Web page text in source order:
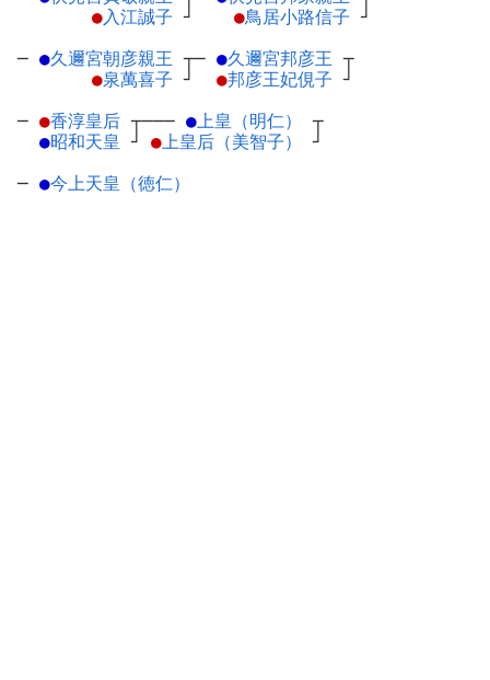
●入江誠子 ┘
●鳥居小路信子 ┘
─ ●久邇宮朝彦親王 ┬
●泉萬喜子 ┘
─ ●久邇宮邦彦王 ┬
●邦彦王妃俔子 ┘
─ ●香淳皇后 ┬
●昭和天皇 ┘
─── ●上皇（明仁）
┬
●上皇后（美智子） ┘
─ ●今上天皇（徳仁）